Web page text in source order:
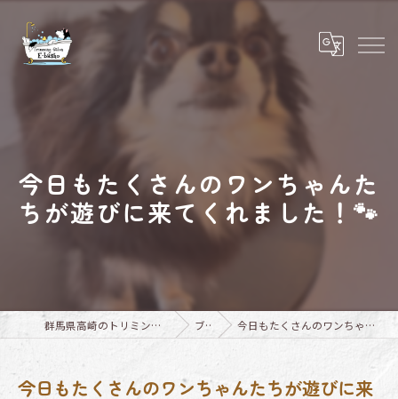
今日もたくさんのワンちゃんた
ちが遊びに来てくれました！🐾
群馬県高崎のトリミングならTrimming Salon E-basho ブログ 今日もたくさんのワンちゃんたちが遊びに来てくれました！🐾
今日もたくさんのワンちゃんたちが遊びに来